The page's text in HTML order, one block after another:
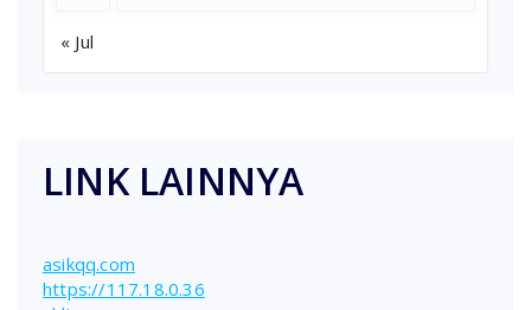
« Jul
LINK LAINNYA
asikqq.com
https://117.18.0.36